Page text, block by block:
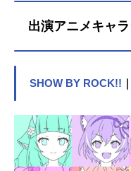
出演アニメキャ
SHOW BY ROCK!!